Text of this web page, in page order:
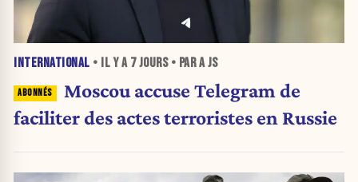
INTERNATIONAL • IL Y A 7 JOURS• PAR A JS
Moscou accuse Telegram de
faciliter des actes terroristes en Russie